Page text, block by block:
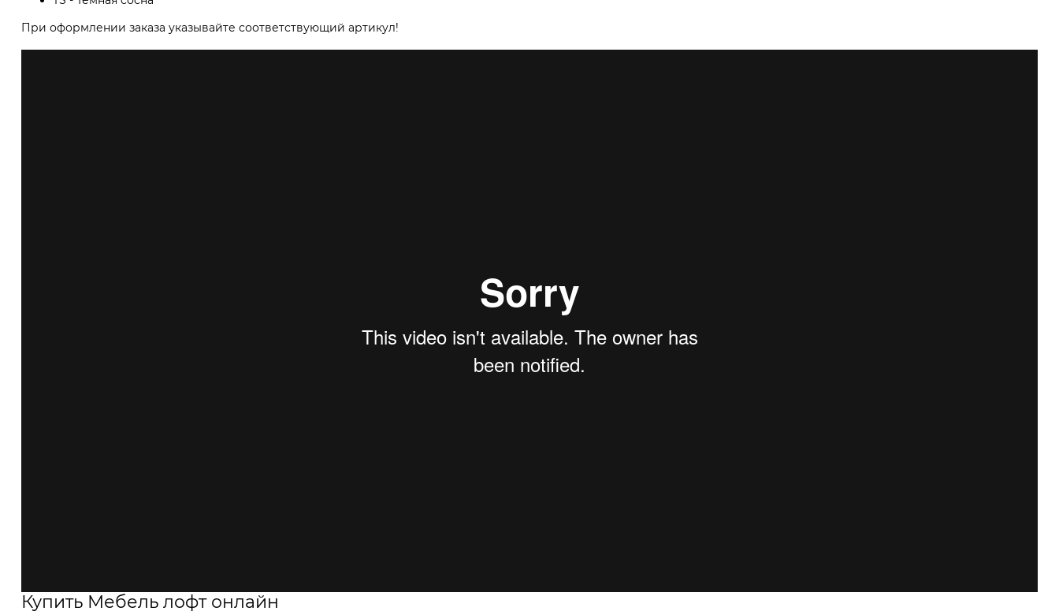
При оформлении заказа указывайте соответствующий артикул!
Купить Мебель лофт онлайн